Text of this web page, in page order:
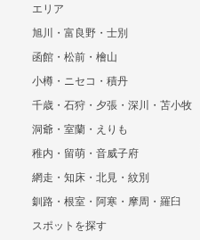
エリア
旭川・富良野・士別
函館・松前・檜山
小樽・ニセコ・積丹
千歳・石狩・夕張・深川・苫小牧
洞爺・室蘭・えりも
稚内・留萌・音威子府
網走・知床・北見・紋別
釧路・根室・阿寒・摩周・羅臼
スポットを探す